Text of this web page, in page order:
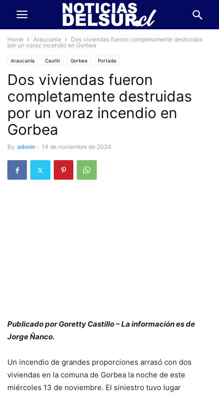
Home Araucanía
Dos viviendas fueron completamente destruidas
por un voraz incendio en Gorbea
Araucanía Cautín Gorbea Portada
Dos viviendas fueron
completamente destruidas
por un voraz incendio en
Gorbea
By admin - 14 de noviembre de 2024
Publicado por Goretty Castillo – La información es de
Jorge Ñanco.
Un incendio de grandes proporciones arrasó con dos
viviendas en la comuna de Gorbea la noche de este
miércoles 13 de noviembre. El siniestro tuvo lugar